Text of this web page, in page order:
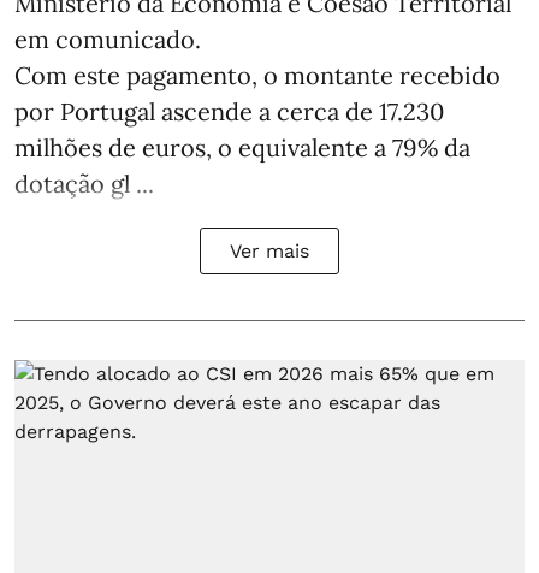
em comunicado.
Com este pagamento, o montante recebido
por Portugal ascende a cerca de 17.230
milhões de euros, o equivalente a 79% da
dotação gl ...
Ver mais